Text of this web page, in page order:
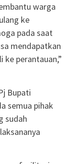
warga
ke
pada saat
mendapatkan
perantauan,”
Bupati
semua pihak
sudah